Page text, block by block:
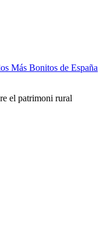
Más Bonitos de España
el patrimoni rural